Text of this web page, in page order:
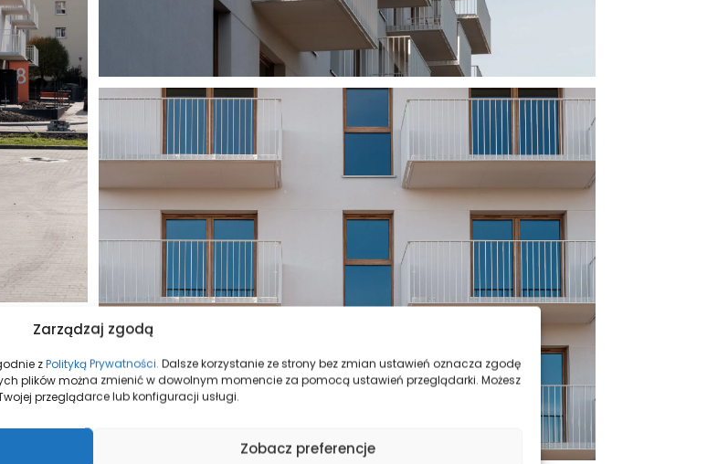
Zarządzaj zgodą
zPolityką Prywatności. Dalsze korzystanie ze strony bez zmian ustawień oznacza zgodę
plików można zmienić w dowolnym momencie za pomocą ustawień przeglądarki. Możesz
przeglądarce lub konfiguracji usługi.
Zobacz preferencje